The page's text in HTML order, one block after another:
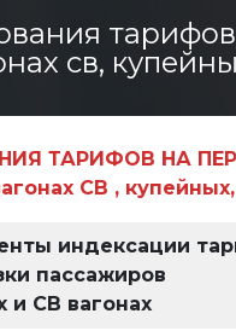
св,
ТАРИФОВ НА
СВ ,
индексации
пассажиров
и СВ вагонах